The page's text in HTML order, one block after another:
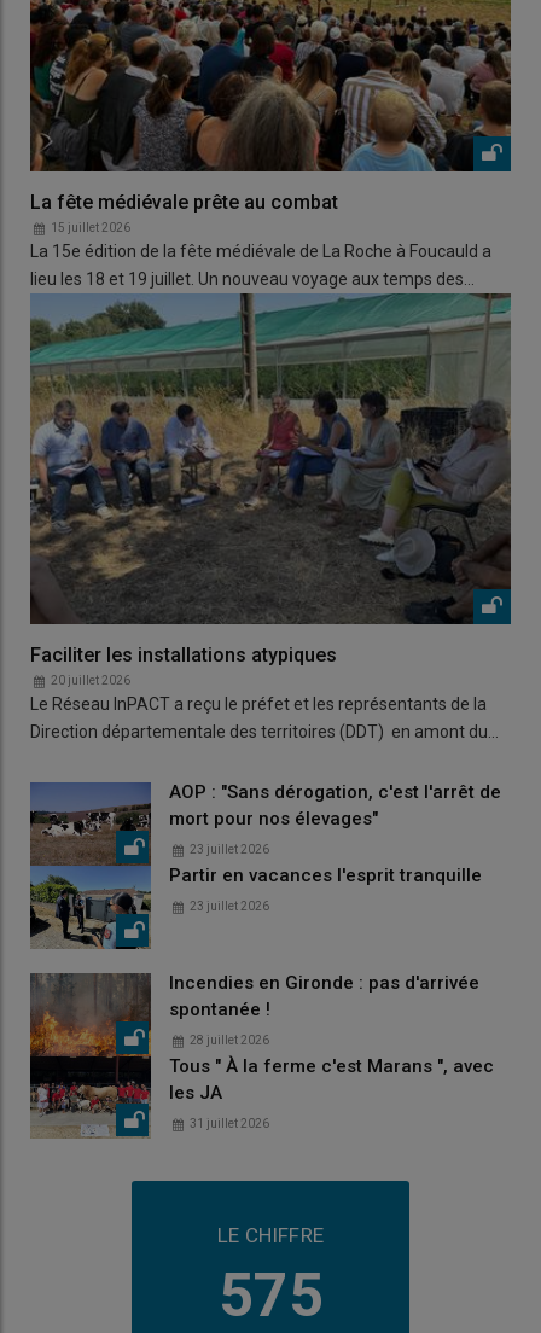
La fête médiévale prête au combat
15 juillet 2026
La 15e édition de la fête médiévale de La Roche à Foucauld a
lieu les 18 et 19 juillet. Un nouveau voyage aux temps des…
Faciliter les installations atypiques
20 juillet 2026
Le Réseau InPACT a reçu le préfet et les représentants de la
Direction départementale des territoires (DDT) en amont du…
AOP : "Sans dérogation, c'est l'arrêt de
mort pour nos élevages"
23 juillet 2026
Partir en vacances l'esprit tranquille
23 juillet 2026
Incendies en Gironde : pas d'arrivée
spontanée !
28 juillet 2026
Tous " À la ferme c'est Marans ", avec
les JA
31 juillet 2026
LE CHIFFRE
575